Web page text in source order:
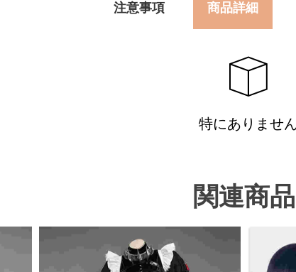
注意事項 商品詳細
特にありませ
関連商品